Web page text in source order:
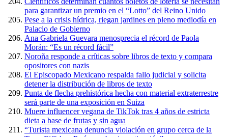
para garantizar un premio en el “Lotto” del Reino Unido
Pese a la crisis hídrica, riegan jardines en pleno mediodía en
Palacio de Gobierno
Ana Gabriela Guevara menosprecia el récord de Paola
Morán: “Es un récord fácil”
Noroña responde a críticas sobre libros de texto y compara
opositores con nazis
El Episcopado Mexicano respalda fallo judicial y solicita
detener la distribución de libros de texto
Punta de flecha prehistórica hecha con material extraterrestre
será parte de una exposición en Suiza
Muere influencer vegana de TikTok tras 4 años de estricta
dieta a base de frutas y sin agua
“Turista mexicana denuncia violación en grupo cerca de la